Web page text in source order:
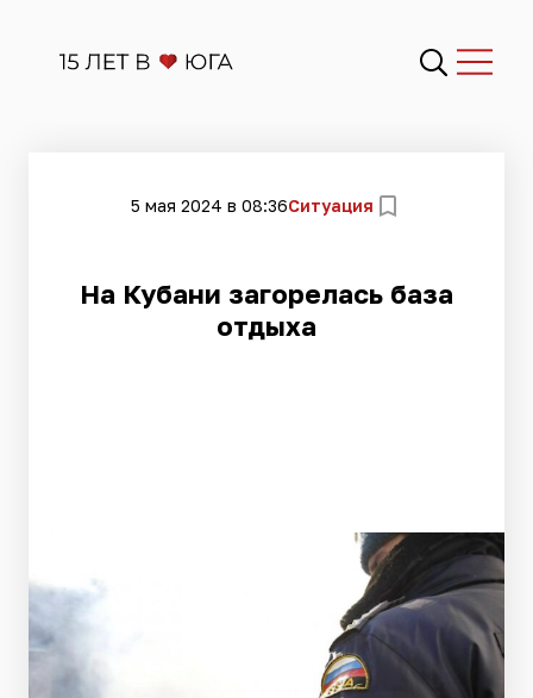
5 мая 2024 в 08:36Ситуация
На Кубани загорелась база
отдыха